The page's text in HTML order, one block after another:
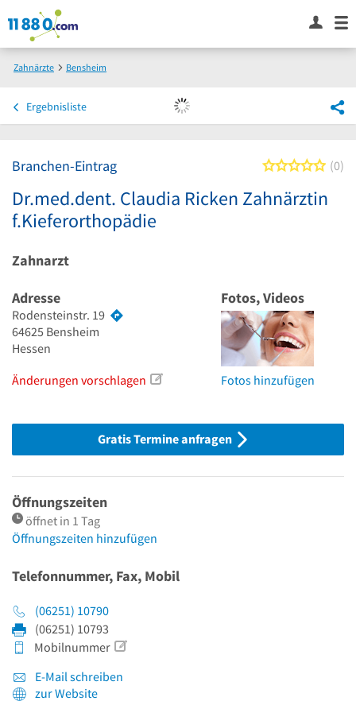
Zahnärzte
Bensheim
Ergebnisliste
Branchen-Eintrag 00
Dr.med.dent. Claudia Ricken Zahnärztin
f.Kieferorthopädie
Zahnarzt
Adresse
Rodensteinstr. 19
64625 Bensheim
Hessen
Änderungen vorschlagen
Fotos, Videos
Fotos hinzufügen
Gratis Termine anfragen
Öffnungszeiten
öffnet in 1 Tag
Öffnungszeiten hinzufügen
Telefonnummer, Fax, Mobil
(06251) 10790
(06251) 10793
Mobilnummer
E-Mail schreiben
zur Website